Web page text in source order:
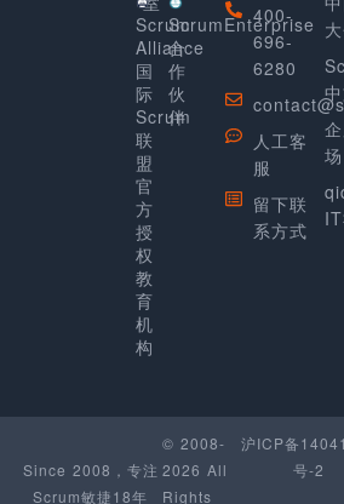
Scrum
Alliance
国
际
Scrum
联
盟
官
方
授
权
教
育
机
构
ScrumEnterprise
合
作
伙
伴
400-
696-
6280
人工客
服
留下联
系方式
场
Since 2008，专注
Scrum敏捷18年
© 2008-
2026 All
Rights
沪ICP备
号-2